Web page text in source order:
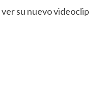
su nuevo videoclip